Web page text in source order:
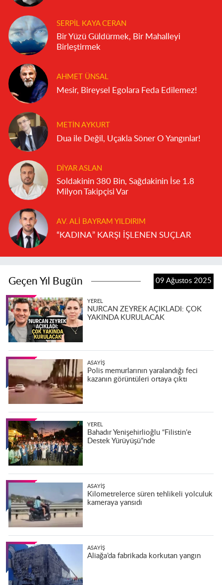
SERPIL KAYA CERAN
Bir Yüzü Güldürmek, Bir Mahalleyi
Birleştirmek
AHMET ÜNSAL
Mesir, Bireysel Egolara Feda Edilemez!
METIN AYKURT
Dua ile Değil, Uçakla Söner O Yangınlar!
DIYAR ASLAN
Soldakinin 380 Bin, Sağdakinin İse 1.8
Milyon Takipçisi Var
AV. ALI BAYRAM YILDIRIM
“KADINA” KARŞI İŞLENEN SUÇLAR
Geçen Yıl Bugün 09 Ağustos 2025
YEREL
NURCAN ZEYREK AÇIKLADI: ÇOK
YAKINDA KURULACAK
ASAYIŞ
Polis memurlarının yaralandığı feci
kazanın görüntüleri ortaya çıktı
YEREL
Bahadır Yenişehirlioğlu “Filistin’e
Destek Yürüyüşü”nde
ASAYIŞ
Kilometrelerce süren tehlikeli yolculuk
kameraya yansıdı
ASAYIŞ
Aliağa’da fabrikada korkutan yangın